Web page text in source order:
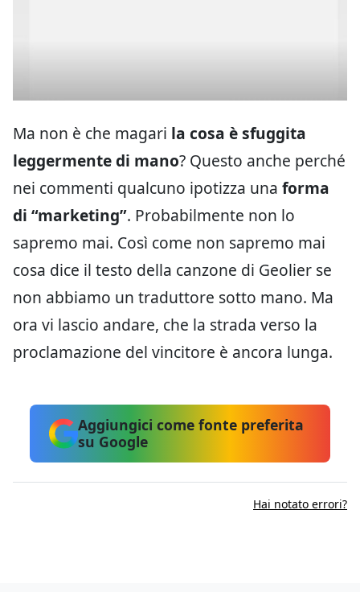
Ma non è che magari la cosa è sfuggita
leggermente di mano? Questo anche perché
nei commenti qualcuno ipotizza una forma
di “marketing”. Probabilmente non lo
sapremo mai. Così come non sapremo mai
cosa dice il testo della canzone di Geolier se
non abbiamo un traduttore sotto mano. Ma
ora vi lascio andare, che la strada verso la
proclamazione del vincitore è ancora lunga.
Aggiungici come fonte preferita
su Google
Hai notato errori?